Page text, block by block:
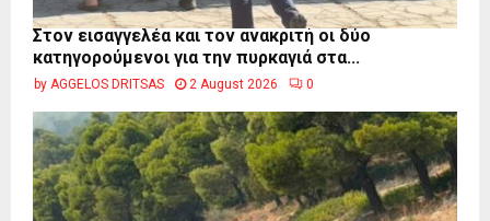
Στον εισαγγελέα και τον ανακριτή οι δύο
κατηγορούμενοι για την πυρκαγιά στα...
by AGGELOS DRITSAS 2 August 2026 0